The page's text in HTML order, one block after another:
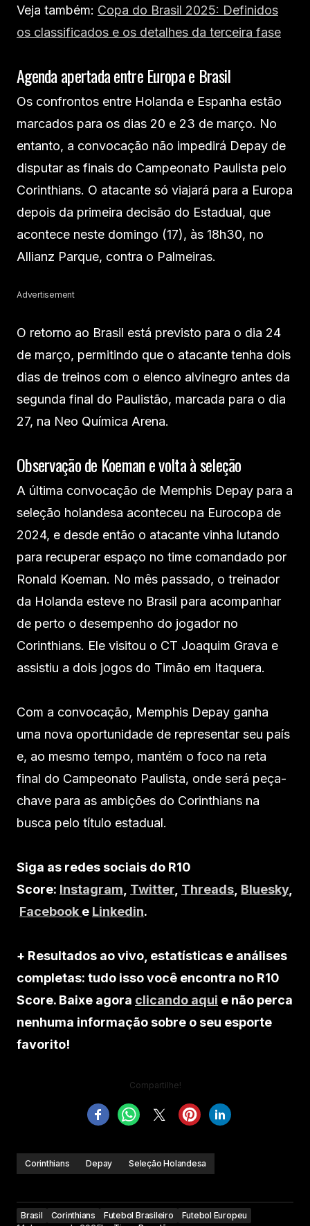
Veja também: Copa do Brasil 2025: Definidos
os classificados e os detalhes da terceira fase
Agenda apertada entre Europa e Brasil
Os confrontos entre Holanda e Espanha estão
marcados para os dias 20 e 23 de março. No
entanto, a convocação não impedirá Depay de
disputar as finais do Campeonato Paulista pelo
Corinthians. O atacante só viajará para a Europa
depois da primeira decisão do Estadual, que
acontece neste domingo (17), às 18h30, no
Allianz Parque, contra o Palmeiras.
Advertisement
O retorno ao Brasil está previsto para o dia 24
de março, permitindo que o atacante tenha dois
dias de treinos com o elenco alvinegro antes da
segunda final do Paulistão, marcada para o dia
27, na Neo Química Arena.
Observação de Koeman e volta à seleção
A última convocação de Memphis Depay para a
seleção holandesa aconteceu na Eurocopa de
2024, e desde então o atacante vinha lutando
para recuperar espaço no time comandado por
Ronald Koeman. No mês passado, o treinador
da Holanda esteve no Brasil para acompanhar
de perto o desempenho do jogador no
Corinthians. Ele visitou o CT Joaquim Grava e
assistiu a dois jogos do Timão em Itaquera.
Com a convocação, Memphis Depay ganha
uma nova oportunidade de representar seu país
e, ao mesmo tempo, mantém o foco na reta
final do Campeonato Paulista, onde será peça-
chave para as ambições do Corinthians na
busca pelo título estadual.
Siga as redes sociais do R10
Score: Instagram, Twitter, Threads, Bluesky,
Facebook e Linkedin.
+ Resultados ao vivo, estatísticas e análises
completas: tudo isso você encontra no R10
Score. Baixe agora clicando aqui e não perca
nenhuma informação sobre o seu esporte
favorito!
Compartilhe!
Corinthians Depay Seleção Holandesa
Brasil Corinthians Futebol Brasileiro
Futebol Europeu